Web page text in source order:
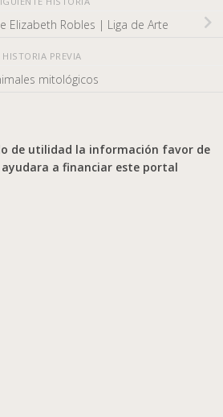
Elizabeth Robles | Liga de Arte
HISTORIA PREVIA
mitológicos
de utilidad la información favor de
a financiar este portal